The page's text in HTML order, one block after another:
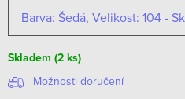
Skladem (2 ks)
Možnosti doručení